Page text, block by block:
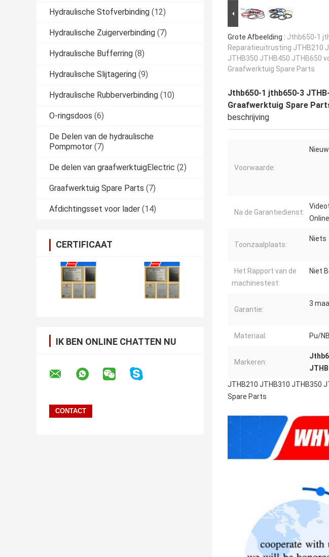
Hydraulische Stofverbinding (12)
Hydraulische Zuigerverbinding (7)
Hydraulische Bufferring (8)
Hydraulische Slijtagering (9)
Hydraulische Rubberverbinding (10)
O-ringsdoos (6)
De Delen van de hydraulische
Pompmotor (7)
De delen van graafwerktuigElectric (2)
Graafwerktuig Spare Parts (7)
Afdichtingsset voor lader (14)
CERTIFICAAT
IK BEN ONLINE CHATTEN NU
Grote Afbeelding : Jthb650-1
Reparatieuitrusting JTHB210
JTHB350 JTHB450 JTHB650
Graafwerktuig Spare Parts
Jthb650-1 jthb650-3
Graafwerktuig Spare
beschrijving
Voorwaarde:
Nieuw
Na de Garantiedienst:
Toonzaalplaats:
Niets
Het Rapport van de
machinestest:
Niet
Garantie:
3
Materiaal: Pu/
Markeren:
JTHB210 JTHB310 JTHB350
Spare Parts